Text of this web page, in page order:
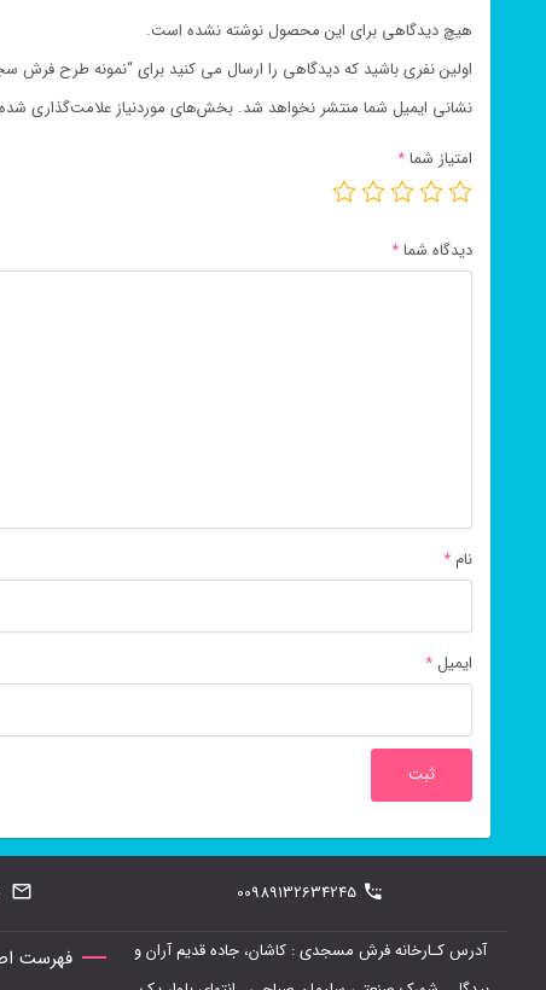
هیچ دیدگاهی برای این محصول نوشته نشده است.
اولین نفری باشید که دیدگاهی را ارسال می کنید برای “نمونه طرح فرش
نشانی ایمیل شما منتشر نخواهد شد. بخش‌های موردنیاز علامت‌گذاری
امتیاز شما*
دیدگاه شما*
نام*
ایمیل*
00989132634245
آدرس کـارخانه فرش مسجدی : کاشان، جاده قدیم آران و
فهرست